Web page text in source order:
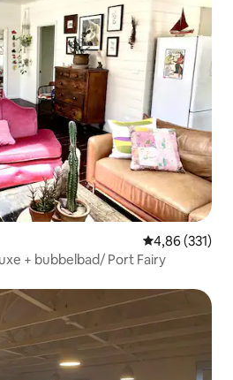
Gemiddelde
4,86 (331)
+ bubbelbad/ Port Fairy